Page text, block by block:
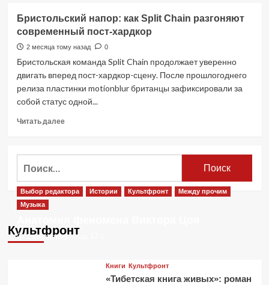
магнитоиздат
формировал
русский
Бристольский напор: как Split Chain разгоняют
современный пост-хардкор
2 месяца тому назад 0
Бристольская команда Split Chain продолжает уверенно
двигать вперед пост-хардкор-сцену. После прошлогоднего
релиза пластинки motionblur британцы зафиксировали за
собой статус одной...
Читать далееПрочитать
Бристольский
Split
Chain
пост-
Культфронт
Выбор редактора Истории Культфронт
Между прочим
Музыка
1 месяц тому назад
Книги Культфронт
«Тибетская книга живых»: роман